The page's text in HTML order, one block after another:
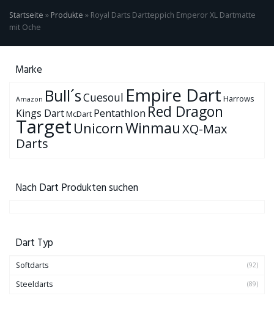
Startseite » Produkte » Royal Darts Dartteppich Emperor XL Dartmatte
mit Oche
Marke
Amazon Bull´sCuesoul Empire Dart Harrows
Kings DartMcDart Pentathlon Red Dragon
TargetUnicornWinmauXQ-Max
Darts
Nach Dart Produkten suchen
Dart Typ
Softdarts (92)
Steeldarts (89)